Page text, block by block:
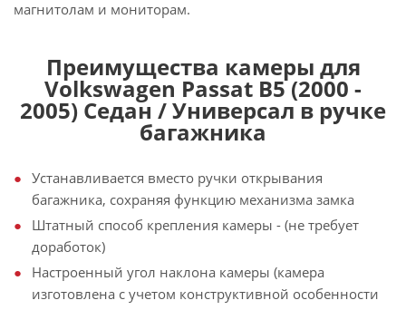
магнитолам и мониторам.
Преимущества камеры для
Volkswagen Passat B5 (2000 -
2005) Седан / Универсал в ручке
багажника
Устанавливается вместо ручки открывания
багажника, сохраняя функцию механизма замка
Штатный способ крепления камеры - (не требует
доработок)
Настроенный угол наклона камеры (камера
изготовлена с учетом конструктивной особенности